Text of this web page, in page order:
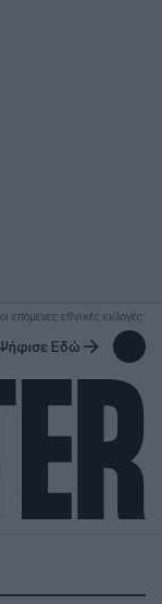
επόμενες εθνικές εκλογές;
Εδώ